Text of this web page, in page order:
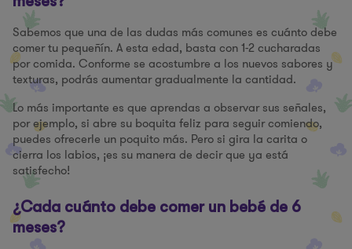
Sabemos que una de las dudas más comunes es cuánto debe
comer tu pequeñín. A esta edad, basta con 1-2 cucharadas
por comida. Conforme se acostumbre a los nuevos sabores y
texturas, podrás aumentar gradualmente la cantidad.
Lo más importante es que aprendas a observar sus señales,
por ejemplo, si abre su boquita feliz para seguir comiendo,
puedes ofrecerle un poquito más. Pero si gira la carita o
cierra los labios, ¡es su manera de decir que ya está
satisfecho!
¿Cada cuánto debe comer un bebé de 6
meses?